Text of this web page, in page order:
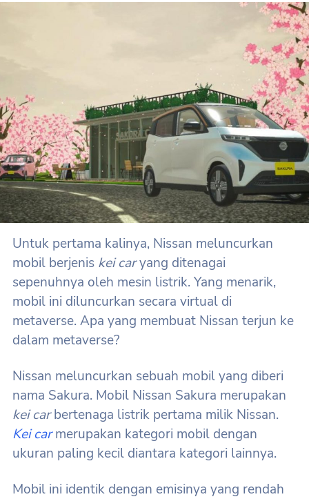
Untuk pertama kalinya, Nissan meluncurkan
mobil berjenis kei caryang ditenagai
sepenuhnya oleh mesin listrik. Yang menarik,
mobil ini diluncurkan secara virtual di
metaverse. Apa yang membuat Nissan terjun ke
dalam metaverse?
Nissan meluncurkan sebuah mobil yang diberi
nama Sakura. Mobil Nissan Sakura merupakan
kei carbertenaga listrik pertama milik Nissan.
Kei car merupakan kategori mobil dengan
ukuran paling kecil diantara kategori lainnya.
Mobil ini identik dengan emisinya yang rendah